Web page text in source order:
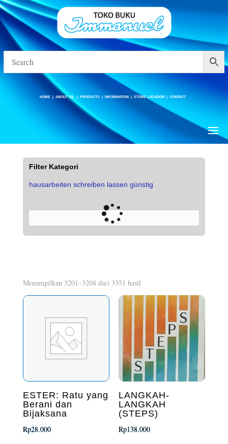
ABOUT US |STORE LOCATION
HOME |ABOUT US |PRODUCTS |INFORMATION |STORE LOCATION |CONTACT
Perlengkapan Sekolah Minggu
Filter Kategori
hausarbeiten schreiben lassen günstig
Menampilkan 3201–3208 dari 3351 hasilDiurutkan
menurut
yang
terbaru
ESTER: Ratu yang
Berani dan
Bijaksana
Rp28.000
LANGKAH-
LANGKAH
(STEPS)
Rp138.000